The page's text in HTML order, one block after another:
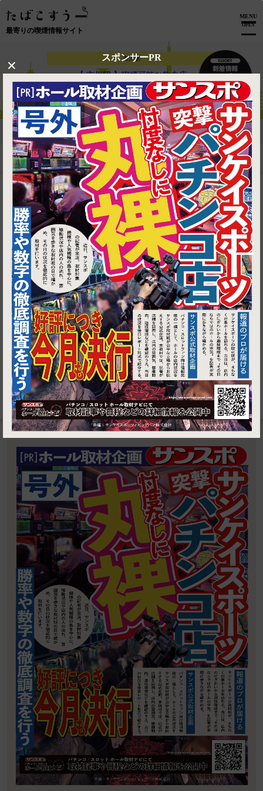
最寄りの喫煙情報サイト
MENU
OPEN
スポンサーPR
×
1
市川駅
【 市川駅 】喫煙可能な飲食店
トップ 市川駅
マップで見る
ニュー後楽園市川店 wb_sunny brightness_2
席で喫煙（全たばこ可 ※紙は喫煙所のみ）